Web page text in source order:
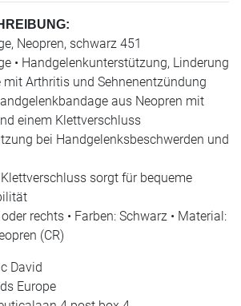
Neopren, schwarz 451
• Handgelenkunterstützung, Linderung
mit Arthritis und Sehnenentzündung
aus Neopren mit
einem Klettverschluss
bei Handgelenksbeschwerden und
sorgt für bequeme
rechts • Farben: Schwarz • Material:
(CR)
David
Europe